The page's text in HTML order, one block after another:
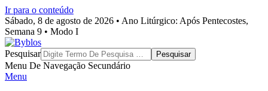
Ir para o conteúdo
Sábado, 8 de agosto de 2026 • Ano Litúrgico: Após Pentecostes,
Semana 9 • Modo I
Byblos
Pesquisar
Menu De Navegação Secundário
Menu